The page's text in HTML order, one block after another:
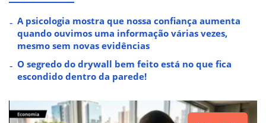
A psicologia mostra que nossa confiança aumenta
quando ouvimos uma informação várias vezes,
mesmo sem novas evidências
O segredo do drywall bem feito está no que fica
escondido dentro da parede!